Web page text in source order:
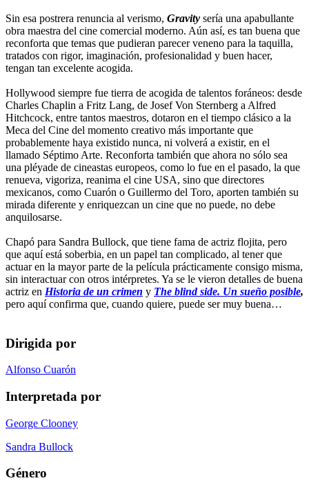
Sin esa postrera renuncia al verismo, Gravity sería una apabullante
obra maestra del cine comercial moderno. Aún así, es tan buena que
reconforta que temas que pudieran parecer veneno para la taquilla,
tratados con rigor, imaginación, profesionalidad y buen hacer,
tengan tan excelente acogida.
Hollywood siempre fue tierra de acogida de talentos foráneos: desde
Charles Chaplin a Fritz Lang, de Josef Von Sternberg a Alfred
Hitchcock, entre tantos maestros, dotaron en el tiempo clásico a la
Meca del Cine del momento creativo más importante que
probablemente haya existido nunca, ni volverá a existir, en el
llamado Séptimo Arte. Reconforta también que ahora no sólo sea
una pléyade de cineastas europeos, como lo fue en el pasado, la que
renueva, vigoriza, reanima el cine USA, sino que directores
mexicanos, como Cuarón o Guillermo del Toro, aporten también su
mirada diferente y enriquezcan un cine que no puede, no debe
anquilosarse.
Chapó para Sandra Bullock, que tiene fama de actriz flojita, pero
que aquí está soberbia, en un papel tan complicado, al tener que
actuar en la mayor parte de la película prácticamente consigo misma,
sin interactuar con otros intérpretes. Ya se le vieron detalles de buena
actriz en Historia de un crimen y The blind side. Un sueño posible,
pero aquí confirma que, cuando quiere, puede ser muy buena…
Dirigida por
Alfonso Cuarón
Interpretada por
George Clooney
Sandra Bullock
Género